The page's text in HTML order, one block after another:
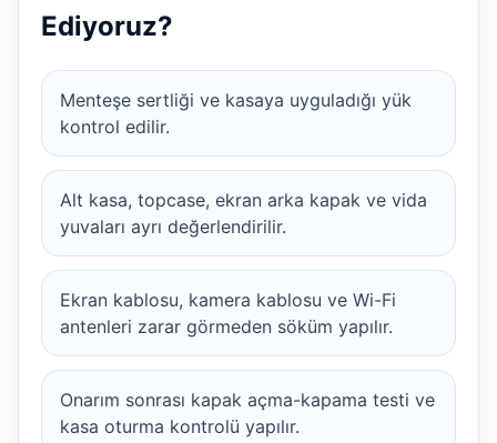
Ediyoruz?
Menteşe sertliği ve kasaya uyguladığı yük
kontrol edilir.
Alt kasa, topcase, ekran arka kapak ve vida
yuvaları ayrı değerlendirilir.
Ekran kablosu, kamera kablosu ve Wi-Fi
antenleri zarar görmeden söküm yapılır.
Onarım sonrası kapak açma-kapama testi ve
kasa oturma kontrolü yapılır.